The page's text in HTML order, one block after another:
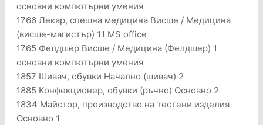
основни компютърни умения
1766 Лекар, спешна медицина Висше / Медицина
(висше-магистър) 11 МS office
1765 Фелдшер Висше / Медицина (Фелдшер) 1
основни компютърни умения
1857 Шивач, обувки Начално (шивач) 2
1885 Конфекционер, обувки (ръчно) Основно 2
1834 Майстор, производство на тестени изделия
Основно 1